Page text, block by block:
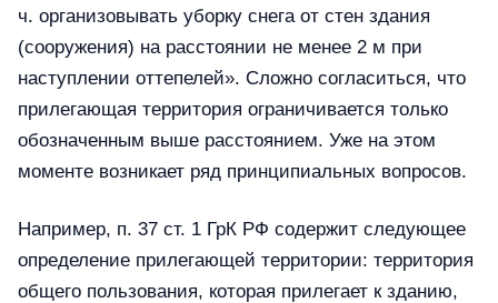
ч. организовывать уборку снега от стен здания
(сооружения) на расстоянии не менее 2 м при
наступлении оттепелей». Сложно согласиться, что
прилегающая территория ограничивается только
обозначенным выше расстоянием. Уже на этом
моменте возникает ряд принципиальных вопросов.
Например, п. 37 ст. 1 ГрК РФ содержит следующее
определение прилегающей территории: территория
общего пользования, которая прилегает к зданию,